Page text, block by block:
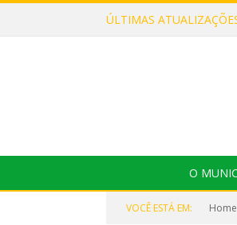
ÚLTIMAS
O
VOCÊ ESTÁ EM: Home